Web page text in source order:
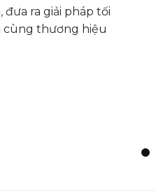
,đưa ra giải pháp tối
cùng thương hiệu
cho dự án của bạn